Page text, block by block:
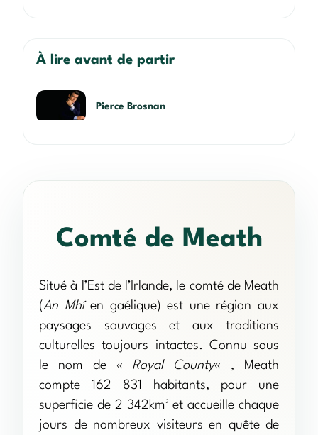
À lire avant de partir
Pierce Brosnan
Comté de Meath
Situé à l’Est de l’Irlande, le comté de Meath
(An Mhíen gaélique) est une région aux
paysages sauvages et aux traditions
culturelles toujours intactes. Connu sous
le nom de « Royal County« , Meath
compte 162 831 habitants, pour une
superficie de 2 342km² et accueille chaque
jours de nombreux visiteurs en quête de